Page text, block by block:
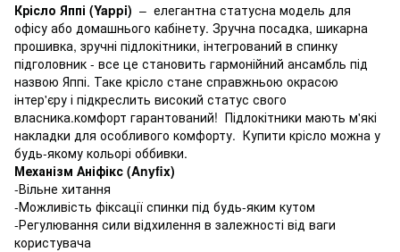
Крісло Яппі (Yappi) – елегантна статусна модель для
офісу або домашнього кабінету. Зручна посадка, шикарна
прошивка, зручні підлокітники, інтегрований в спинку
підголовник - все це становить гармонійний ансамбль під
назвою Яппі. Таке крісло стане справжньою окрасою
інтер'єру і підкреслить високий статус свого
власника.комфорт гарантований! Підлокітники мають м'які
накладки для особливого комфорту. Купити крісло можна у
будь-якому кольорі оббивки.
Механізм Аніфікс (Anyfix)
-Вільне хитання
-Можливість фіксації спинки під будь-яким кутом
-Регулювання сили відхилення в залежності від ваги
користувача